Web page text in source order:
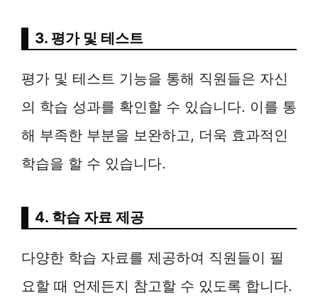
3. 평가 및 테스트
평가 및 테스트 기능을 통해 직원들은 자신
의 학습 성과를 확인할 수 있습니다. 이를 통
해 부족한 부분을 보완하고, 더욱 효과적인
학습을 할 수 있습니다.
4. 학습 자료 제공
다양한 학습 자료를 제공하여 직원들이 필
요할 때 언제든지 참고할 수 있도록 합니다.